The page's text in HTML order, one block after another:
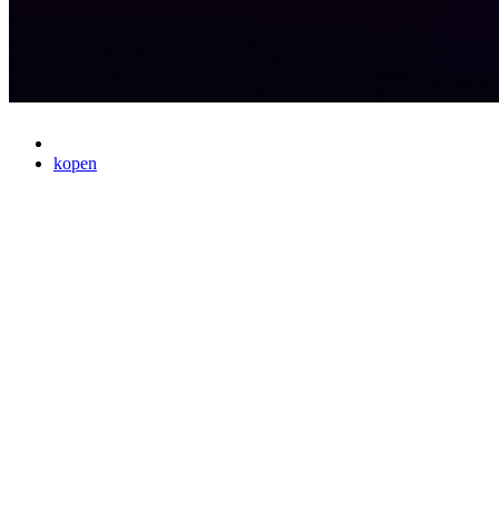
kopen